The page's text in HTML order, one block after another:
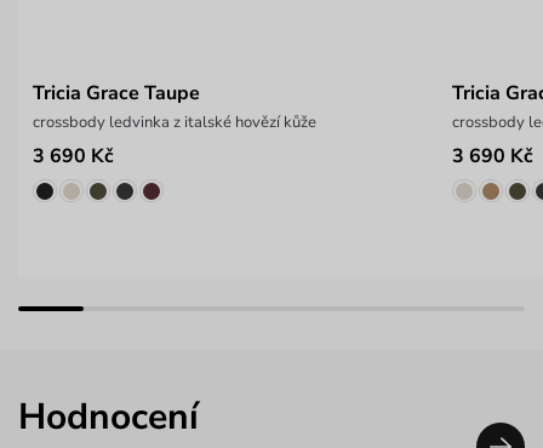
Tricia Grace Taupe
crossbody ledvinka z italské hovězí kůže
3 690 Kč
Tricia
crossbody
3 690 Kč
Hodnocení